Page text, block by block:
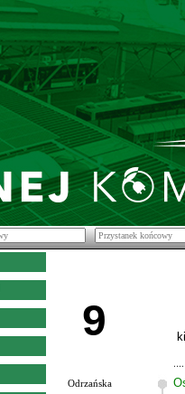
9
Odrzańska